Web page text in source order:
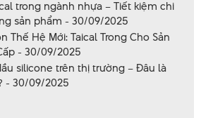
trong ngành nhựa – Tiết kiệm chi
sản phẩm - 30/09/2025
Thế Hệ Mới: Taical Trong Cho Sản
- 30/09/2025
silicone trên thị trường – Đâu là
- 30/09/2025